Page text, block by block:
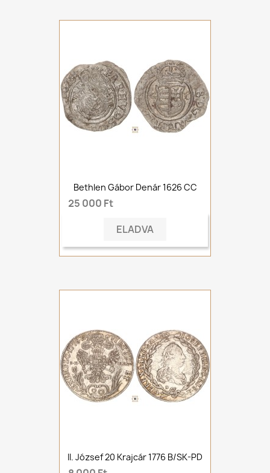
Bethlen Gábor Denár 1626 CC
25 000 Ft
ELADVA
II. József 20 Krajcár 1776 B/SK-PD